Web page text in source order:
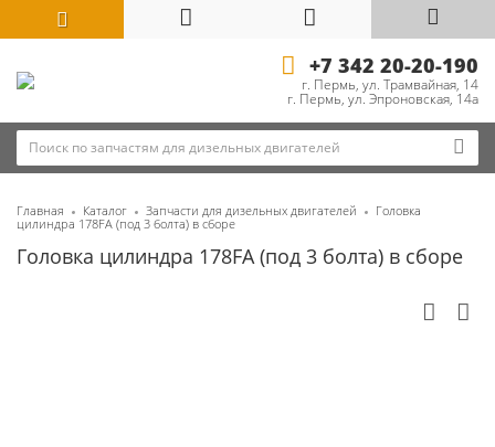
+7 342 20-20-190
г. Пермь, ул. Трамвайная, 14
г. Пермь, ул. Эпроновская, 14а
Главная Каталог Запчасти для дизельных двигателей
Головка
цилиндра 178FA (под 3 болта) в сборе
Головка цилиндра 178FA (под 3 болта) в сборе